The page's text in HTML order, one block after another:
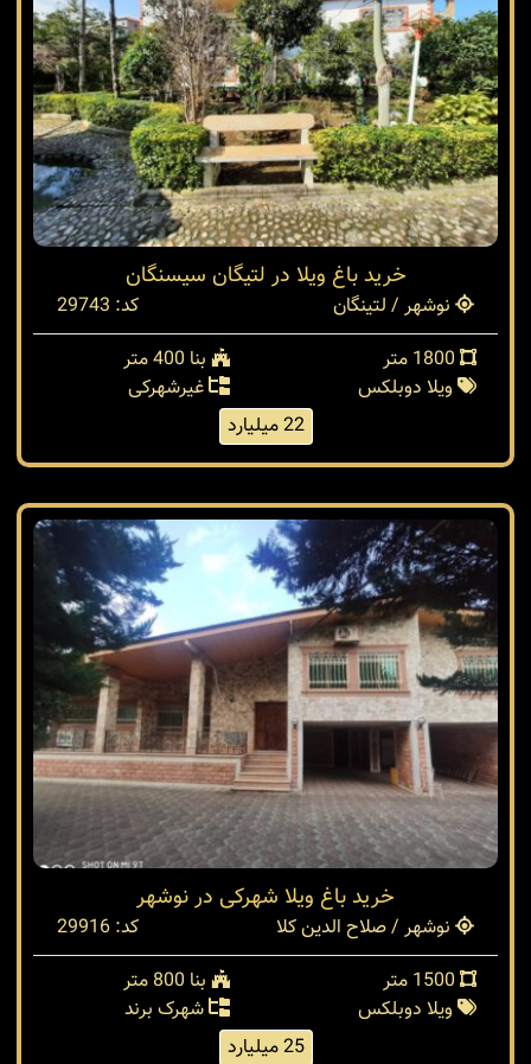
خرید باغ ویلا در لتیگان سیسنگان
نوشهر / لتینگان
کد: 29743
بنا 400 متر
ویلا دوبلکس
غیرشهرکی
22 میلیارد
خرید باغ ویلا شهرکی در نوشهر
نوشهر / صلاح الدین کلا
کد: 29916
بنا 800 متر
ویلا دوبلکس
شهرک برند
25 میلیارد